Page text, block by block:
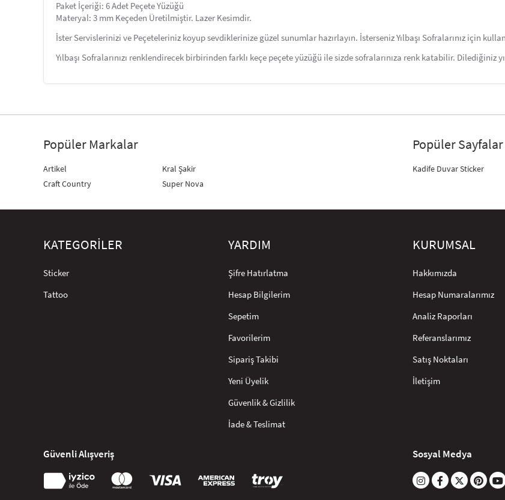
Paket İçeriği: 6 Adet Peçete Yüzüğü
Materyal: 3 mm Keçeden Üretilmiştir. Lazer Kesimdir.
İster Servislerinizi ve Peçeteleriniz koyup sevdiklerinize güzel sunumlar hazırlayın. İsterseniz Yılbaşı Sofralarınız için
Yılbaşı Sofralarınızı renklendirecek birbirinden farklı keçe peçete yüzüğü ile sizde sofralarınıza renk katabilir. Dilediğiniz
Popüler Markalar
Artikel
Craft Country
Kral Şakir
Super Nova
Popüler Sayfalar
Kadife Duvar Sticker
KATEGORİLER
Sticker
Tattoo
YARDIM
Şifre Hatırlatma
Hesap Bilgilerim
Sepetim
Favorilerim
Sipariş Takibi
Yeni Üyelik
Güvenlik & Gizlilik
İade & Teslimat
KURUMSAL
Hakkımızda
Hesap Numaralarımız
Analiz Raporları
Referanslarımız
Satış Noktaları
İletişim
Güvenli Alışveriş Sosyal Medya